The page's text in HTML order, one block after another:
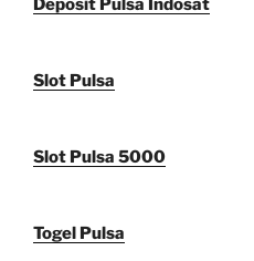
Deposit Pulsa Indosat
Slot Pulsa
Slot Pulsa 5000
Togel Pulsa